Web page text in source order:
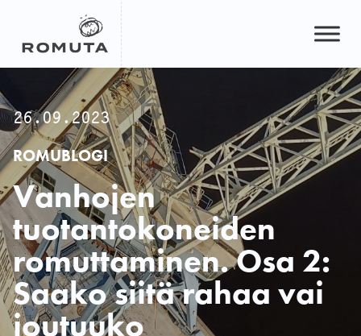
26.09.2023
ROMUBLOGI
Vanhojen
tuotantokoneiden
romuttaminen. Osa 2:
Saako siitä rahaa vai
joutuuko